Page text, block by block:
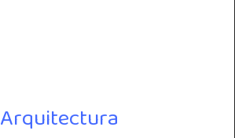
Arquitectura